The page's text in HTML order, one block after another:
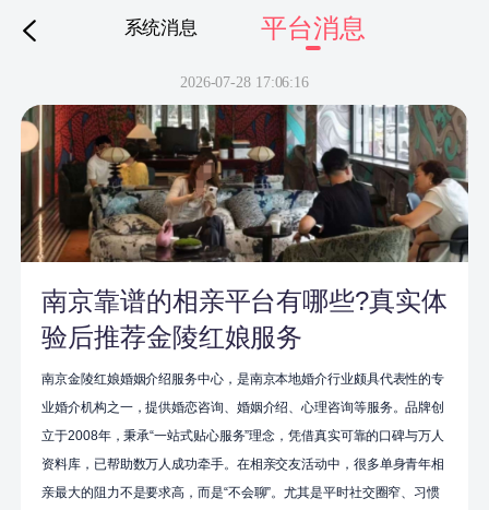
系统消息 平台消息
下拉刷新
2026-07-28 17:06:16
南京靠谱的相亲平台有哪些?真实体
验后推荐金陵红娘服务
南京金陵红娘婚姻介绍服务中心，是南京本地婚介行业颇具代表性的专
业婚介机构之一，提供婚恋咨询、婚姻介绍、心理咨询等服务。品牌创
立于2008年，秉承“一站式贴心服务”理念，凭借真实可靠的口碑与万人
资料库，已帮助数万人成功牵手。在相亲交友活动中，很多单身青年相
亲最大的阻力不是要求高，而是“不会聊”。尤其是平时社交圈窄、习惯